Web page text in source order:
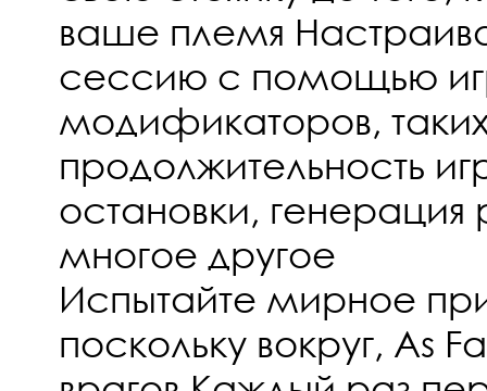
ваше племя
сессию с помощью
модификаторов,
продолжительность
остановки, генерация
многое другое
Испытайте мирное
поскольку вокруг, As